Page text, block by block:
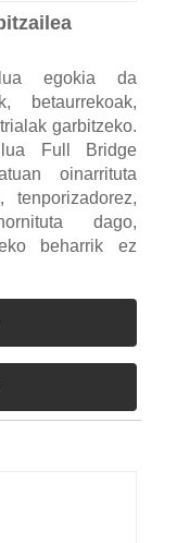
egokia da
betaurrekoak,
garbitzeko.
Full Bridge
oinarrituta
dago,
beharrik ez